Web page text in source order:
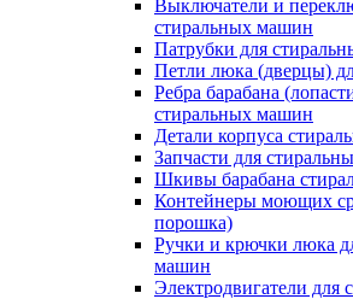
Выключатели и
стиральных машин
Патрубки для
Петли люка (дверцы)
Ребра барабана
стиральных машин
Детали корпуса
Запчасти для
Шкивы барабана
Контейнеры моющих
порошка)
Ручки и крючки люка
машин
Электродвигатели для